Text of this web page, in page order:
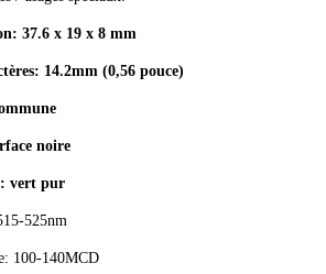
37.6 x 19 x 8 mm
14.2mm (0,56 pouce)
noire
vert pur
525nm
100-140MCD